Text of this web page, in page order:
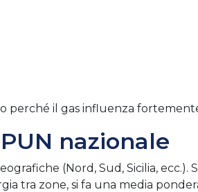
perché il gas influenza
nazionale
(Nord, Sud, Sicilia, ecc.).
tra zone, si fa una media